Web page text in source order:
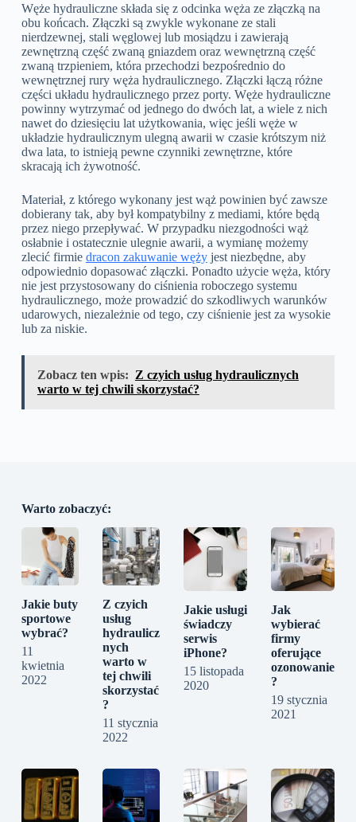
Węże hydrauliczne składa się z odcinka węża ze złączką na
obu końcach. Złączki są zwykle wykonane ze stali
nierdzewnej, stali węglowej lub mosiądzu i zawierają
zewnętrzną część zwaną gniazdem oraz wewnętrzną część
zwaną trzpieniem, która przechodzi bezpośrednio do
wewnętrznej rury węża hydraulicznego. Złączki łączą różne
części układu hydraulicznego przez porty. Węże hydrauliczne
powinny wytrzymać od jednego do dwóch lat, a wiele z nich
nawet do dziesięciu lat użytkowania, więc jeśli węże w
układzie hydraulicznym ulegną awarii w czasie krótszym niż
dwa lata, to istnieją pewne czynniki zewnętrzne, które
skracają ich żywotność.
Materiał, z którego wykonany jest wąż powinien być zawsze
dobierany tak, aby był kompatybilny z mediami, które będą
przez niego przepływać. W przypadku niezgodności wąż
osłabnie i ostatecznie ulegnie awarii, a wymianę możemy
zlecić firmie dracon zakuwanie wężyjest niezbędne, aby
odpowiednio dopasować złączki. Ponadto użycie węża, który
nie jest przystosowany do ciśnienia roboczego systemu
hydraulicznego, może prowadzić do szkodliwych warunków
udarowych, niezależnie od tego, czy ciśnienie jest za wysokie
lub za niskie.
Zobacz ten wpis: Z czyich usług hydraulicznych
warto w tej chwili skorzystać?
Warto zobaczyć:
Jakie buty
sportowe
wybrać?
11
kwietnia
2022
Z czyich
usług
hydraulicz
nych
warto w
tej chwili
skorzystać
?
11 stycznia
2022
Jakie usługi
świadczy
serwis
iPhone?
15 listopada
2020
Jak
wybierać
firmy
oferujące
ozonowanie
?
19 stycznia
2021